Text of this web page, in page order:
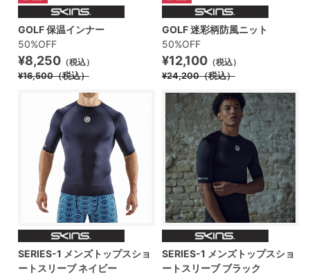
GOLF 保温インナー
50%OFF
¥8,250 （税込）
¥16,500（税込）
GOLF 迷彩柄防風ニット
50%OFF
¥12,100 （税込）
¥24,200（税込）
SERIES-1 メンズトップスショ
ートスリーブ ネイビー
SERIES-1 メンズトップスショ
ートスリーブ ブラック